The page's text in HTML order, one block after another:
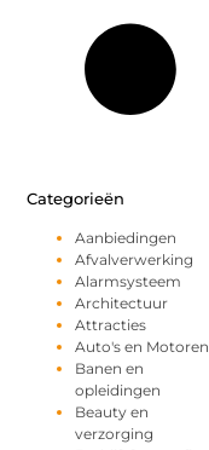
Categorieën
Aanbiedingen
Afvalverwerking
Alarmsysteem
Architectuur
Attracties
Auto's en Motoren
Banen en
opleidingen
Beauty en
verzorging